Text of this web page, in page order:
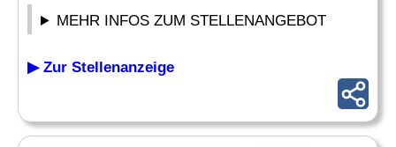
MEHR INFOS ZUM STELLENANGEBOT
▶ Zur Stellenanzeige